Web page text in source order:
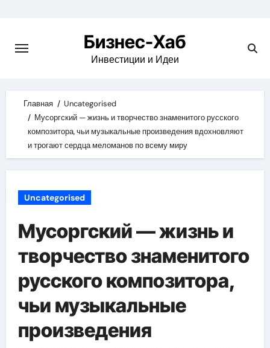
content
Бизнес-Хаб
Инвестиции и Идеи
Главная
Uncategorised
Мусоргский — жизнь и творчество знаменитого русского
композитора, чьи музыкальные произведения вдохновляют
и трогают сердца меломанов по всему миру
Uncategorised
Мусоргский — жизнь и
творчество знаменитого
русского композитора,
чьи музыкальные
произведения